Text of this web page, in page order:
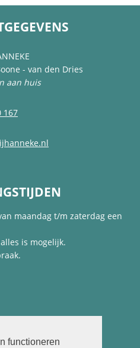
functioneren
- van den Dries
aan huis
167
maandag t/m zaterdag een
alles is mogelijk.